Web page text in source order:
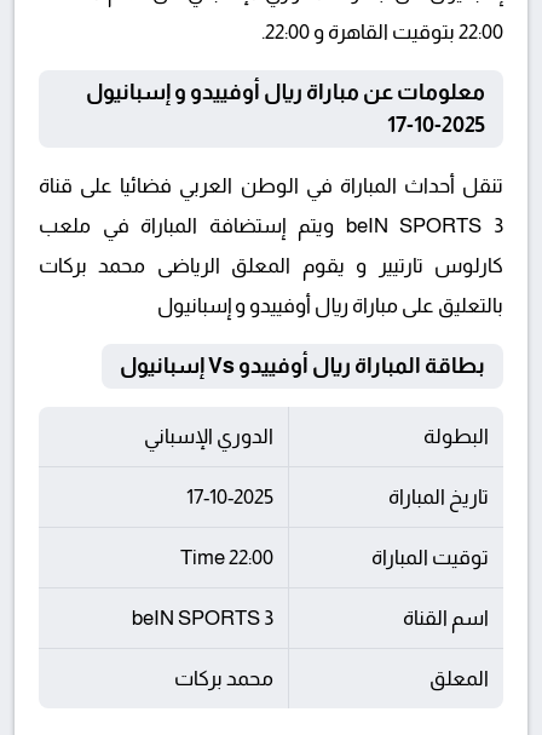
22:00 بتوقيت القاهرة و 22:00.
معلومات عن مباراة ريال أوفييدو و إسبانيول
2025-10-17
تنقل أحداث المباراة في الوطن العربي فضائيا على قناة
beIN SPORTS 3 ويتم إستضافة المباراة في ملعب
كارلوس تارتيير و يقوم المعلق الرياضى محمد بركات
بالتعليق على مباراة ريال أوفييدو و إسبانيول
بطاقة المباراة ريال أوفييدو Vs إسبانيول
البطولة الدوري الإسباني
تاريخ المباراة 17-10-2025
توقيت المباراة 22:00 Time
اسم القناة beIN SPORTS 3
المعلق محمد بركات